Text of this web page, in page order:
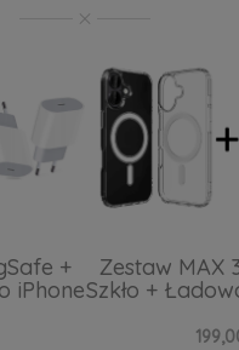
+
iPhone
Zestaw MAX
Szkło +